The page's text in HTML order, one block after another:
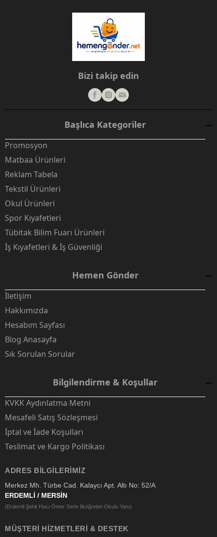
Bizi takip edin
Başlıca Kategoriler
Promosyon
Matbaa Ürünleri
Reklam Tabela
Tekstil Ürünleri
Okul Ürünleri
Spor Kıyafetleri
Tübitak Bilim Fuarı Ürünleri
İş Kıyafetleri & İş Güvenliği
Hemen Gönder
İletişim
Hakkımızda
Hesabım Sayfası
Blog Anasayfa
Sık Sorulan Sorular
Bilgilendirme & Koşullar
KVKK Aydınlatma Metni
Mesafeli Satış Sözleşmesi
İptal ve İade Koşulları
Teslimat ve Kargo Politikası
ADRES BILGILERIMIZ
Merkez Mh. Türbe Cad. Kalaycı Apt. Altı No: 52/A
ERDEMLİ / MERSİN
(Erdemli Şehit Hacı Ömer Serin İlköğretim Okulu Yanı)
MÜŞTERI HIZMETLERI & DESTEK